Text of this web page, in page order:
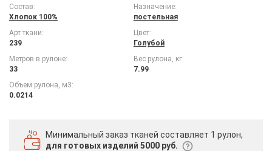
Состав:
Хлопок 100%
Назначение:
постельная
Арт ткани:
239
Цвет:
Голубой
Метров в рулоне:
33
Вес рулона, кг:
7.99
Объем рулона, м3:
0.0214
Минимальный заказ тканей составляет 1 рулон,
для готовых изделий 5000 руб.